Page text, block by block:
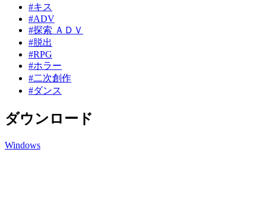
#キス
#ADV
#探索 ＡＤＶ
#脱出
#RPG
#ホラー
#二次創作
#ダンス
ダウンロード
Windows